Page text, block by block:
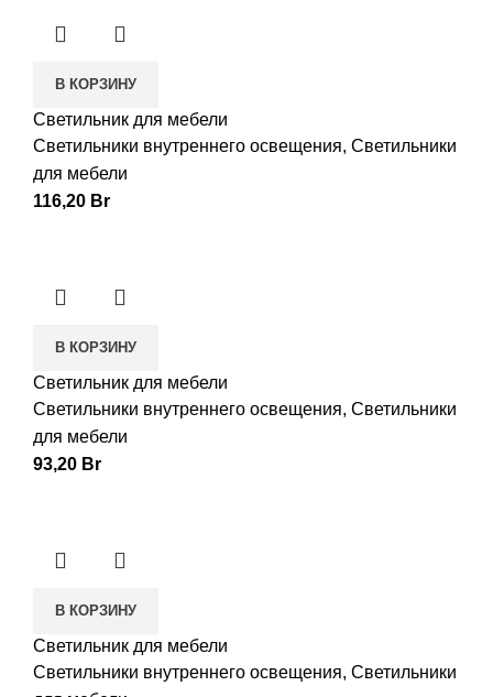
В КОРЗИНУ
Светильник для мебели
Светильники внутреннего освещения, Светильники
для мебели
116,20 Br
В КОРЗИНУ
Светильник для мебели
Светильники внутреннего освещения, Светильники
для мебели
93,20 Br
В КОРЗИНУ
Светильник для мебели
Светильники внутреннего освещения, Светильники